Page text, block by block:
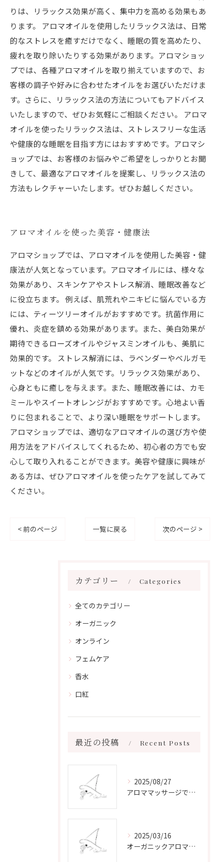
りは、リラックス効果が高く、集中力を高める効果もあ
ります。 アロマオイルを使用したリラックス法は、日常
的なストレスを癒すだけでなく、睡眠の質を高めたり、
疲れを取り除いたりする効果があります。アロマショッ
プでは、各種アロマオイルを取り揃えていますので、お
客様の調子や好みに合わせたオイルをお選びいただけま
す。さらに、リラックス法の方法についてもアドバイス
いたしますので、ぜひお気軽にご相談ください。 アロマ
オイルを使ったリラックス法は、ストレスフリーな生活
や健康的な睡眠を目指す方にはおすすめです。アロマシ
ョップでは、お客様のお悩みやご希望をしっかりとお聞
きして、最適なアロマオイルを提案し、リラックス法の
方法もレクチャーいたします。ぜひお越しください。
アロマオイルを使った美容・健康法
アロマショップでは、アロマオイルを使用した美容・健
康法が人気となっています。アロマオイルには、様々な
効果があり、スキンケアやストレス解消、睡眠改善など
に役立ちます。 例えば、肌荒れやニキビに悩んでいる方
には、ティーツリーオイルがおすすめです。抗菌作用に
優れ、炎症を鎮める効果があります。また、美白効果が
期待できるローズオイルやジャスミンオイルも、美肌に
効果的です。 ストレス解消には、ラベンダーやベルガモ
ットなどのオイルが人気です。リラックス効果があり、
心身ともに癒しを与えます。また、睡眠改善には、カモ
ミールやスイートオレンジがおすすめです。心地よい香
りに包まれることで、より深い睡眠をサポートします。
アロマショップでは、適切なアロマオイルの選び方や使
用方法をアドバイスしてくれるため、初心者の方でも安
心して取り入れることができます。美容や健康に興味が
ある方は、ぜひアロマオイルを使ったケアを試してみて
ください。
< 前のページ 一覧に戻る 次のページ >
カテゴリー Categories
全てのカテゴリー
オーガニック
オンライン
フェムケア
香水
口紅
最近の投稿 Recent Posts
2025/08/27
アロママッサージで叶える心身リラックスと健康維持の新習慣ガイド
2025/03/16
オーガニックアロマで心と体を癒す